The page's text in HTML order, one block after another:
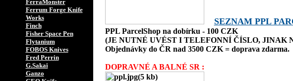
FerraMonster
Ferrum Forge Knife
Works
Finch
Fisher Space Pen
Flytanium
FOBOS Knives
Fred Perrin
G.Sakai
Ganzo
SEZNAM PPL
PPL ParcelShop na dobírku - 100 CZK
(JE NUTNÉ UVÉST I TELEFONNÍ ČÍSLO, JINAK
Objednávky do ČR nad 3500 CZK = doprava zdarma.
DOPRAVNÉ A BALNÉ SR :